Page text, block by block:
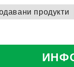
продукти